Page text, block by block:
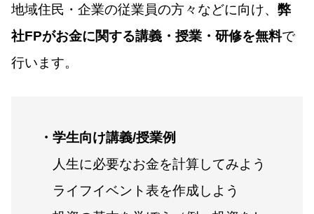
地域住民・企業の従業員の方々などに向け、 弊
社FPがお金に関する講義・授業・研修を無料で
行います。
・学生向け講義/授業例
人生に必要なお金を計算してみよう
ライフイベント表を作成しよう